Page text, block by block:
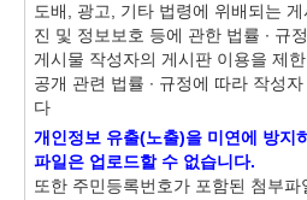
도배, 광고, 기타 법령에 위배되는
진 및 정보보호 등에 관한 법률 ∙ 규
게시물 작성자의 게시판 이용을 제
공개 관련 법률 ∙ 규정에 따라 작성
다
개인정보 유출(노출)을 미연에 방지
파일은 업로드할 수 없습니다.
또한 주민등록번호가 포함된 첨부